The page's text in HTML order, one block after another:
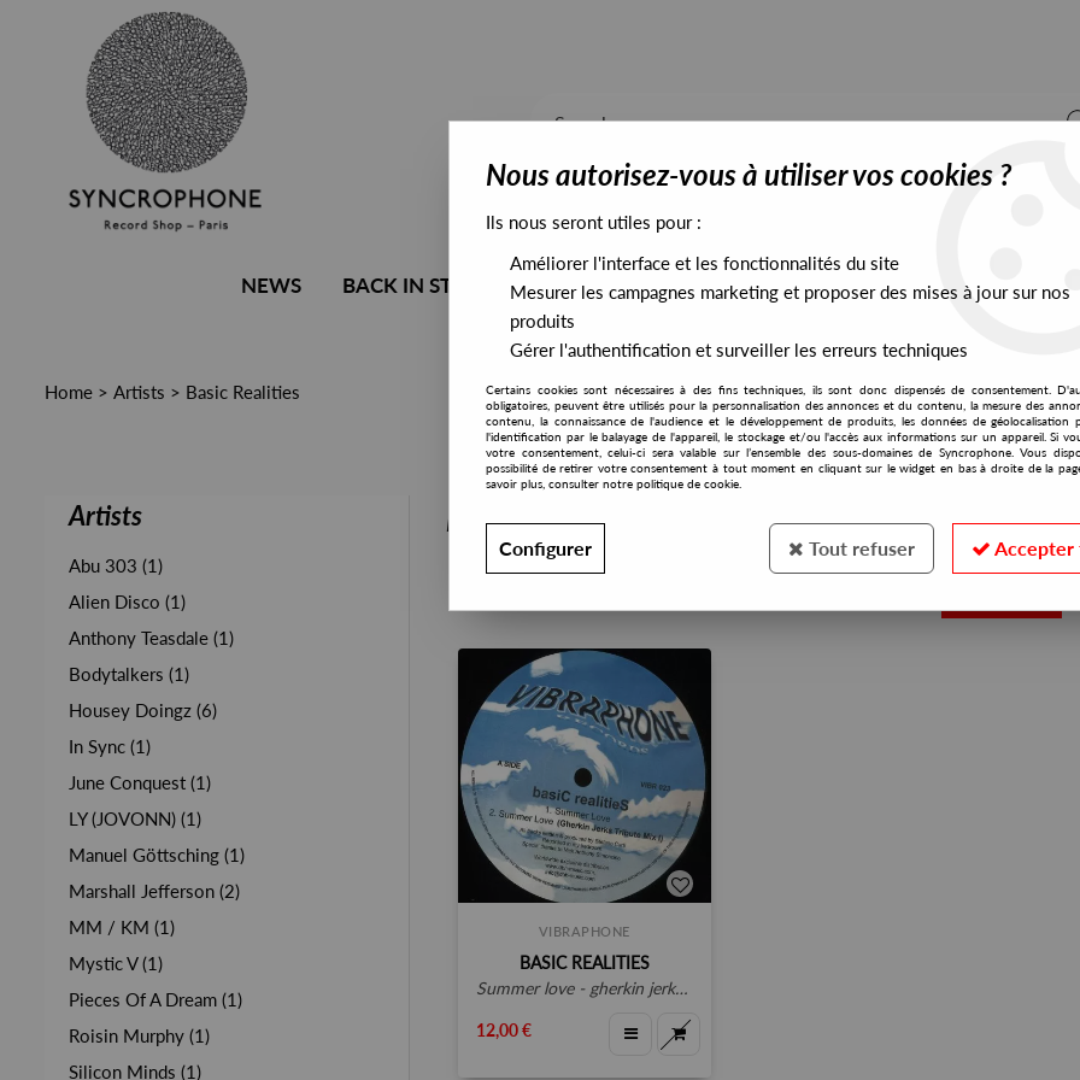
NEWS BACK IN STOCK ALL STOCK EXCLUSIVES PRESALES EXCLUSIVES
Home > Artists > Basic Realities
Artists
Abu 303 (1)
Alien Disco (1)
Anthony Teasdale (1)
Bodytalkers (1)
Housey Doingz (6)
In Sync (1)
June Conquest (1)
LY (JOVONN) (1)
Manuel Göttsching (1)
Marshall Jefferson (2)
MM / KM (1)
Mystic V (1)
Pieces Of A Dream (1)
Roisin Murphy (1)
Silicon Minds (1)
PRESALES EXCLUSIVES
VIBRAPHONE
BASIC REALITIES
summer love - gherkin jerks mixes
12,00 €
Nous autorisez-vous à utiliser vos cookies ?
Ils nous seront utiles pour :
Améliorer l'interface et les fonctionnalités du site
Mesurer les campagnes marketing et proposer des mises à jour sur nos
produits
Gérer l'authentification et surveiller les erreurs techniques
Certains cookies sont nécessaires à des fins techniques, ils sont donc dispensés de consentement.
obligatoires, peuvent être utilisés pour la personnalisation des annonces et du contenu, la mesure des
contenu, la connaissance de l'audience et le développement de produits, les données de géolocalisation
l'identification par le balayage de l'appareil, le stockage et/ou l'accès aux informations sur un appareil. Si
votre consentement, celui-ci sera valable sur l’ensemble des sous-domaines de Syncrophone. Vous
possibilité de retirer votre consentement à tout moment en cliquant sur le widget en bas à droite de la
savoir plus, consulter notre politique de cookie.
Configurer Tout refuser Accepter